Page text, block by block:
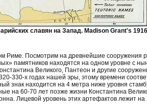
славян на Запад. Madison Grant's
Риме. Посмотрим на древнейшие сооружения
памятников находятся на одном уровне с
Великого, Пантеон и другие
330-х годах нашей эры, этому времени
знак находится на 4 метра ниже уровня
на 60-70 лет позже жизни Константина
Лицевой уровень этих артефактов лежит